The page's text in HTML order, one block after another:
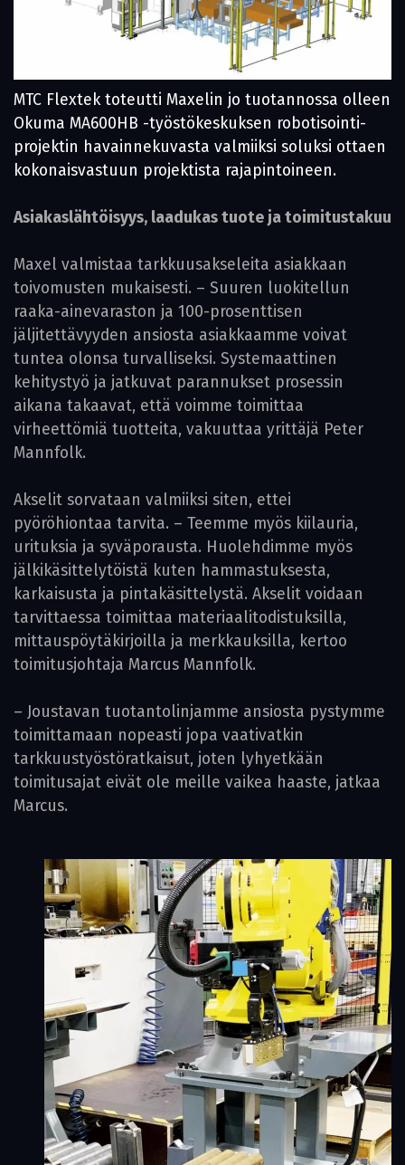
MTC Flextek toteutti Maxelin jo tuotannossa olleen
Okuma MA600HB -työstökeskuksen robotisointi­
projektin havainne­kuvasta valmiiksi soluksi ottaen
kokonaisvastuun projektista rajapintoineen.
Asiakaslähtöisyys, laadukas tuote ja toimitustakuu
Maxel valmistaa tarkkuusakseleita asiakkaan
toivomusten mukaisesti. – Suuren luokitellun
raaka-ainevaraston ja 100-prosenttisen
jäljitettävyyden ansiosta asiakkaamme voivat
tuntea olonsa turvalliseksi. Systemaattinen
kehitystyö ja jatkuvat parannukset prosessin
aikana takaavat, että voimme toimittaa
virheettömiä tuotteita, vakuuttaa yrittäjä Peter
Mannfolk.
Akselit sorvataan valmiiksi siten, ettei
pyöröhiontaa tarvita. – Teemme myös kiilauria,
urituksia ja syväporausta. Huolehdimme myös
jälkikäsittelytöistä kuten hammastuksesta,
karkaisusta ja pintakäsittelystä. Akselit voidaan
tarvittaessa toimittaa materiaalitodistuksilla,
mittauspöytäkirjoilla ja merkkauksilla, kertoo
toimitusjohtaja Marcus Mannfolk.
– Joustavan tuotantolinjamme ansiosta pystymme
toimittamaan nopeasti jopa vaativatkin
tarkkuustyöstöratkaisut, joten ly­hyetkään
toimitusajat eivät ole meille vaikea haaste, jatkaa
Marcus.